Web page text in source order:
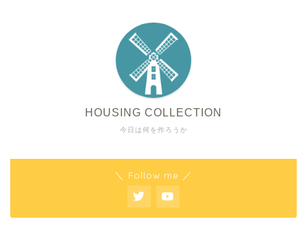
今日は何を作ろうか
HOUSING COLLECTION
＼ Follow me ／